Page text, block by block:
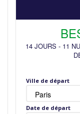
14 JOURS - 11
Ville de départ
Date de départ